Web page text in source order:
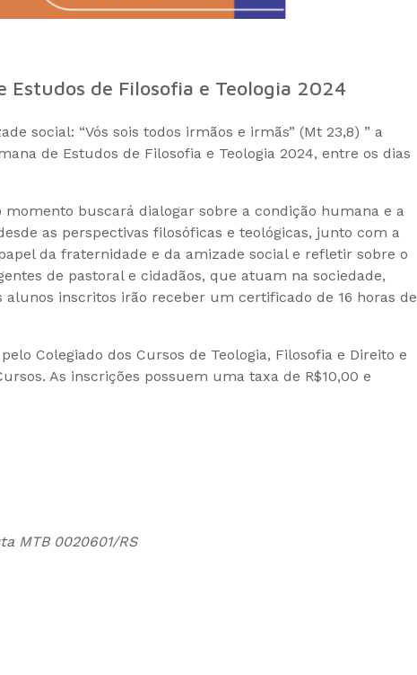
Estudos de Filosofia e Teologia 2024
social: “Vós sois todos irmãos e irmãs” (Mt 23,8) ” a
de Estudos de Filosofia e Teologia 2024, entre os dias
momento buscará dialogar sobre a condição humana e a
as perspectivas filosóficas e teológicas, junto com a
da fraternidade e da amizade social e refletir sobre o
de pastoral e cidadãos, que atuam na sociedade,
inscritos irão receber um certificado de 16 horas de
Colegiado dos Cursos de Teologia, Filosofia e Direito e
As inscrições possuem uma taxa de R$10,00 e
MTB 0020601/RS